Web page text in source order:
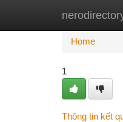
Home
Home
1
Thông tin kết